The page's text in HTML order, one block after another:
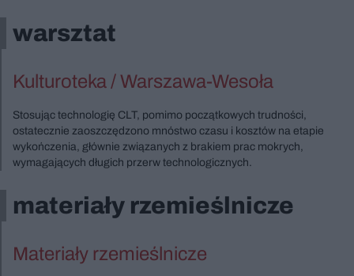
warsztat
Kulturoteka / Warszawa-Wesoła
Stosując technologię CLT, pomimo początkowych trudności,
ostatecznie zaoszczędzono mnóstwo czasu i kosztów na etapie
wykończenia, głównie związanych z brakiem prac mokrych,
wymagających długich przerw technologicznych.
materiały rzemieślnicze
Materiały rzemieślnicze